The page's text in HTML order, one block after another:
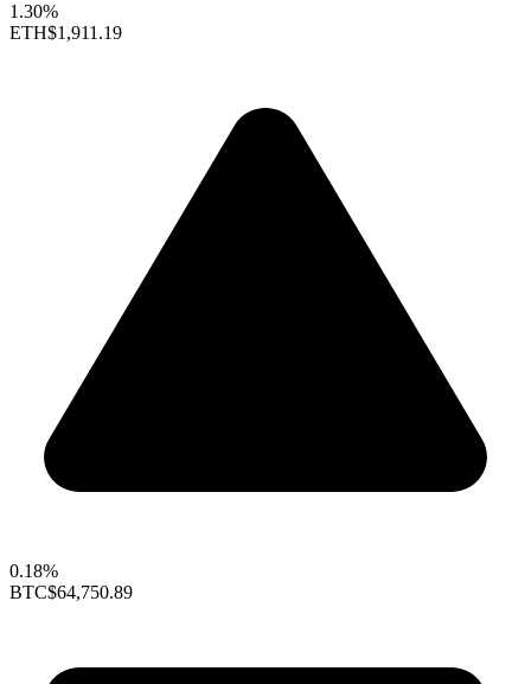
1.30%
ETH$1,911.19
0.18%
BTC$64,750.89